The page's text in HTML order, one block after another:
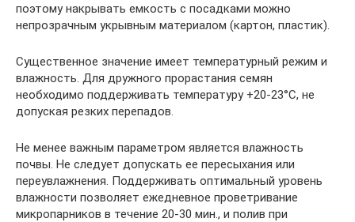
поэтому накрывать емкость с посадками можно
непрозрачным укрывным материалом (картон, пластик).
Существенное значение имеет температурный режим и
влажность. Для дружного прорастания семян
необходимо поддерживать температуру +20-23°С, не
допуская резких перепадов.
Не менее важным параметром является влажность
почвы. Не следует допускать ее пересыхания или
переувлажнения. Поддерживать оптимальный уровень
влажности позволяет ежедневное проветривание
микропарников в течение 20-30 мин., и полив при